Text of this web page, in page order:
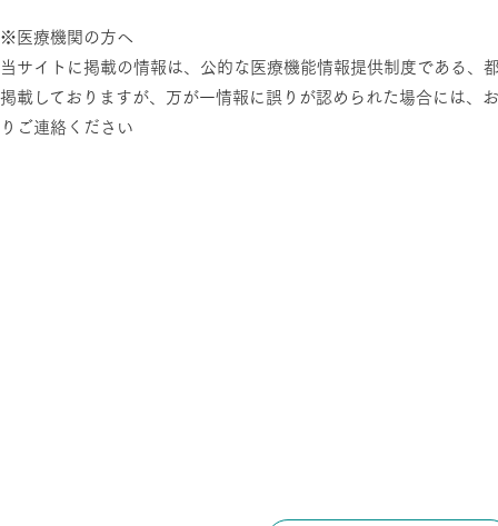
※医療機関の方へ
当サイトに掲載の情報は、公的な医療機能情報提供制度である、
掲載しておりますが、万が一情報に誤りが認められた場合には、
りご連絡ください